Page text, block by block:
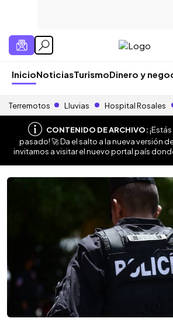
InicioNoticiasTurismoDinero y
Terremotos Lluvias Hospital Rosales
CONTENIDO DE ARCHIVO:
pasado! 🚀 Da el salto a la nueva versión
invitamos a visitar el nuevo portal país